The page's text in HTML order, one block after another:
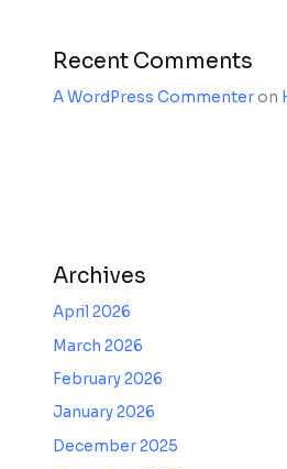
Recent Comments
A WordPress Commenteron
Archives
April 2026
March 2026
February 2026
January 2026
December 2025